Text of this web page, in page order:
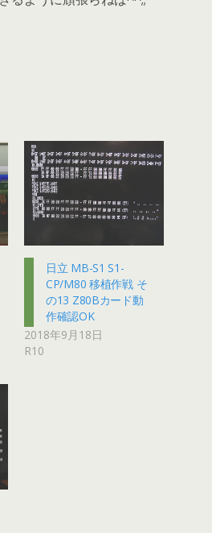
日立 MB-S1 S1-
CP/M80 移植作戦 そ
の13 Z80Bカード動
作確認OK
2018年9月18日
R10